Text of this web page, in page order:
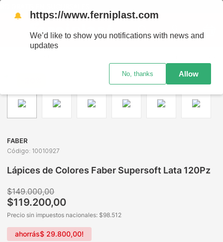
FABER
Código: 10010927
Lápices de Colores Faber Supersoft Lata 120Pz
$149.000,00
$119.200,00
Precio sin impuestos nacionales: $98.512
ahorrás$ 29.800,00!
🔔 https://www.ferniplast.com
We’d like to show you notifications with news and
updates
No, thanks Allow